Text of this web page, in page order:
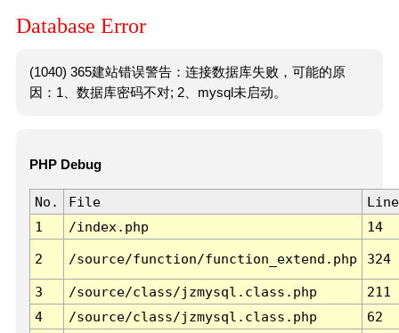
Database Error
(1040) 365建站错误警告：连接数据库失败，可能的原
因：1、数据库密码不对; 2、mysql未启动。
PHP Debug
No. File
Line
1
/index.php 14
2 /source/function/function_extend.php 324
3 /source/class/jzmysql.class.php
211
4
/source/class/jzmysql.class.php
62